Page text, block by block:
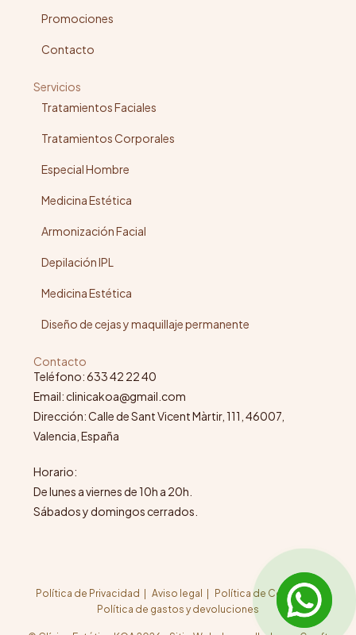
Promociones
Contacto
Servicios
Tratamientos Faciales
Tratamientos Corporales
Especial Hombre
Medicina Estética
Armonización Facial
Depilación IPL
Medicina Estética
Diseño de cejas y maquillaje permanente
Contacto
Teléfono: 633 42 22 40
Email: clinicakoa@gmail.com
Dirección: Calle de Sant Vicent Màrtir, 111, 46007,
Valencia, España
Horario:
De lunes a viernes de 10h a 20h.
Sábados y domingos cerrados.
Política de Privacidad Aviso legal
Política de Cookies
Política de gastos y devoluciones